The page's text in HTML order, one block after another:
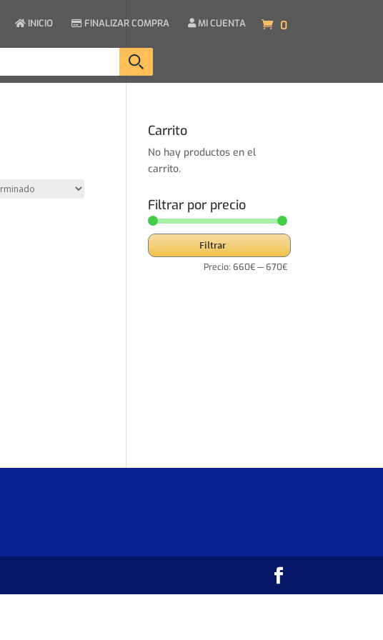
INICIO FINALIZAR COMPRA MI CUENTA 0
Carrito
No hay productos en el
carrito.
Filtrar por precio
Precio
mínimo
Precio
máximo
Filtrar
Precio: 660€—670€